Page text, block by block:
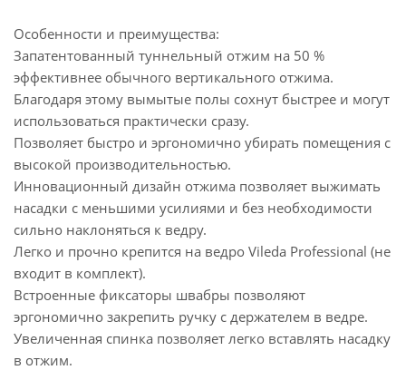
Особенности и преимущества:
Запатентованный туннельный отжим на 50 %
эффективнее обычного вертикального отжима.
Благодаря этому вымытые полы сохнут быстрее и могут
использоваться практически сразу.
Позволяет быстро и эргономично убирать помещения с
высокой производительностью.
Инновационный дизайн отжима позволяет выжимать
насадки с меньшими усилиями и без необходимости
сильно наклоняться к ведру.
Легко и прочно крепится на ведро Vileda Professional (не
входит в комплект).
Встроенные фиксаторы швабры позволяют
эргономично закрепить ручку с держателем в ведре.
Увеличенная спинка позволяет легко вставлять насадку
в отжим.